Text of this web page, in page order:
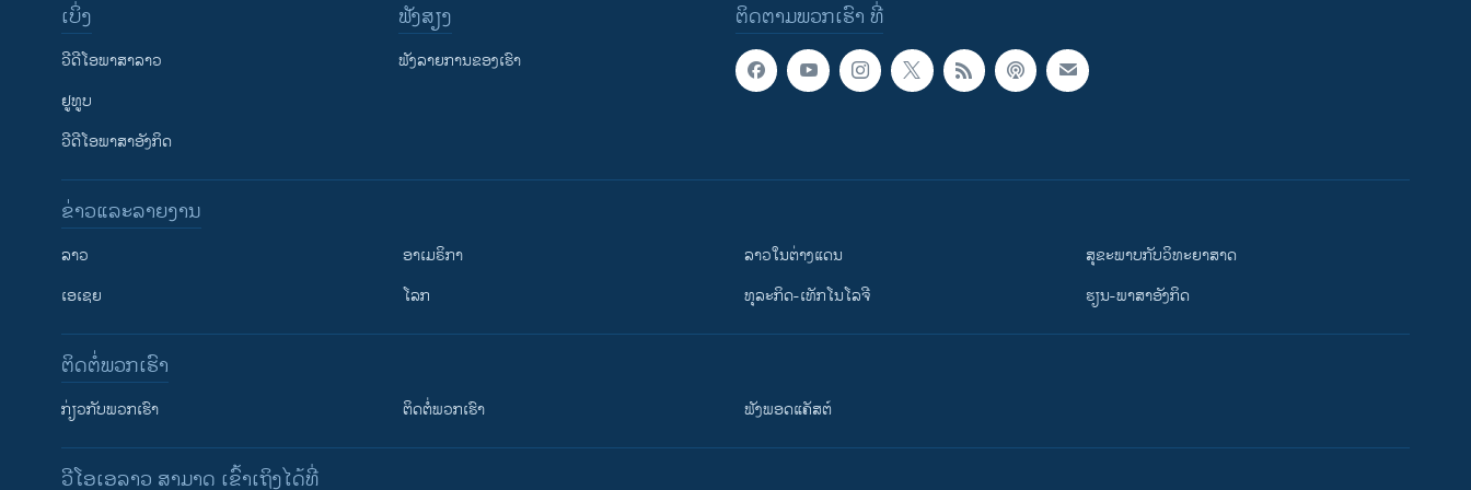
ຕິດຕາມພວກເຮົາ ທີ່
ເບິ່ງ
ວີດີໂອພາສາລາວ
ຢູທູບ
ວີດີໂອພາສາອັງກິດ
ຟັງສຽງ
ຟັງລາຍການຂອງເຮົາ
ຂ່າວແລະລາຍງານ
ລາວ
ເອເຊຍ
ອາເມຣິກາ
ໂລກ
ລາວໃນຕ່າງແດນ
ທຸລະກິດ-ເທັກໂນໂລຈີ
ສຸຂະພາບກັບວິທະຍາສາດ
ຮຽນ-ພາສາອັງກິດ
ຕິດຕໍ່ພວກເຮົາ
ກ່ຽວກັບພວກເຮົາ ຕິດຕໍ່ພວກເຮົາ ຟັງພອດແຄັສຕ໌
ວີໂອເອລາວ ສາມາດ ເຂົ້າເຖິງໄດ້ທີ່